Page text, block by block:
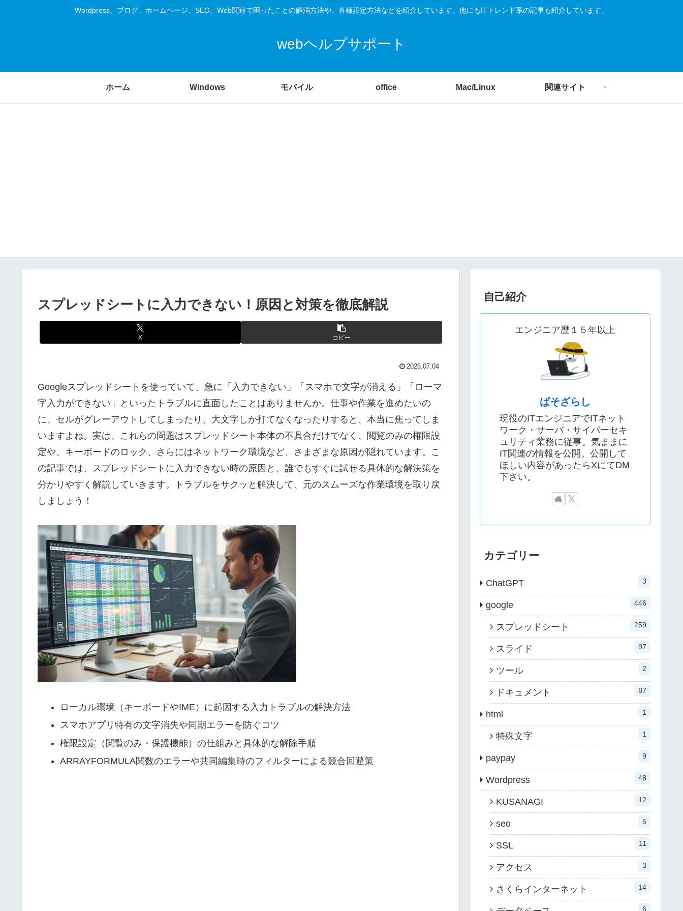
Wordpress、ブログ、ホームページ、SEO、Web関連で困ったことの解消方法や、各種設定方法などを紹介しています。他にもITトレンド系の記事も紹介しています。
webヘルプサポート
ホーム Windows モバイル office Mac/Linux 関連サイト
スプレッドシートに入力できない！原因と対策を徹底解説
X コピー
2026.07.04
Googleスプレッドシートを使っていて、急に「入力できない」「スマホで文字が消える」「ローマ
字入力ができない」といったトラブルに直面したことはありませんか。仕事や作業を進めたいの
に、セルがグレーアウトしてしまったり、大文字しか打てなくなったりすると、本当に焦ってしま
いますよね。実は、これらの問題はスプレッドシート本体の不具合だけでなく、閲覧のみの権限設
定や、キーボードのロック、さらにはネットワーク環境など、さまざまな原因が隠れています。こ
の記事では、スプレッドシートに入力できない時の原因と、誰でもすぐに試せる具体的な解決策を
分かりやすく解説していきます。トラブルをサクッと解決して、元のスムーズな作業環境を取り戻
しましょう！
ローカル環境（キーボードやIME）に起因する入力トラブルの解決方法
スマホアプリ特有の文字消失や同期エラーを防ぐコツ
権限設定（閲覧のみ・保護機能）の仕組みと具体的な解除手順
ARRAYFORMULA関数のエラーや共同編集時のフィルターによる競合回避策
自己紹介
エンジニア歴１５年以上
ぱそざらし
現役のITエンジニアでITネット
ワーク・サーバ・サイバーセキ
ュリティ業務に従事。気ままに
IT関連の情報を公開。公開して
ほしい内容があったらXにてDM
下さい。
カテゴリー
ChatGPT 3
google 446
スプレッドシート 259
スライド 97
ツール 2
ドキュメント 87
html 1
特殊文字 1
paypay 9
Wordpress 48
KUSANAGI 12
seo 5
SSL 11
アクセス 3
さくらインターネット 14
6